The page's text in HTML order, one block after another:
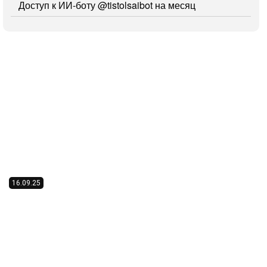
Доступ к ИИ-боту@tistolsaibot на месяц
16.09.25